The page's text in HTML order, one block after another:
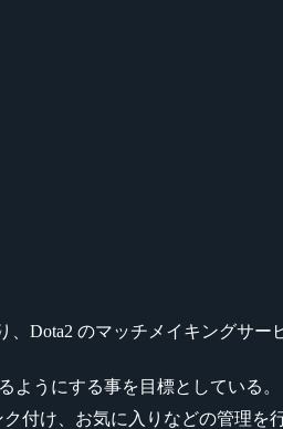
Dota2 のマッチメイキングサー
うにする事を目標としている。
付け、お気に入りなどの管理を